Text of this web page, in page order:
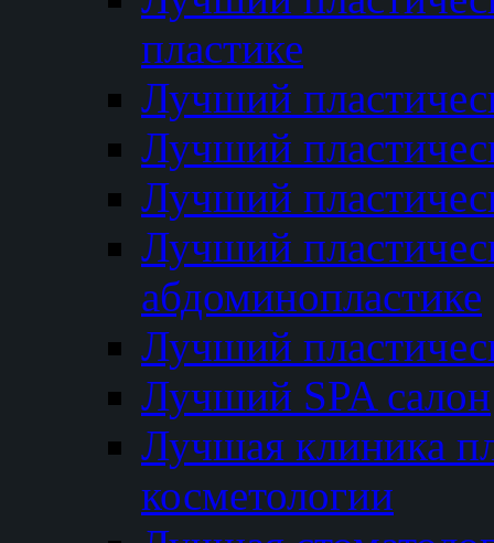
пластике
Лучший
Лучший
Лучший
Лучший
абдоминопластике
Лучший
Лучший SPA салон
Лучшая клиника
косметологии